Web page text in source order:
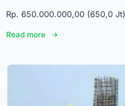
Rp. 650.000.000,00 (650,0 Jt)
Read more